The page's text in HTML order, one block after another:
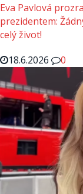
Eva Pavlová
prezidentem:
celý život!
18.6.2026
0